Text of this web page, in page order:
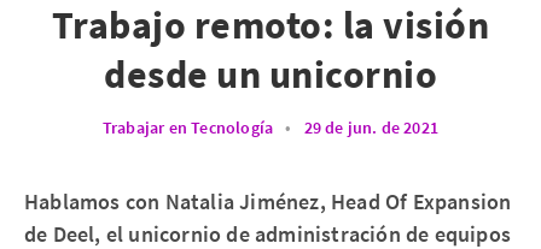
Trabajo remoto: la visión
desde un unicornio
Trabajar en Tecnología • 29 de jun. de 2021
Hablamos con Natalia Jiménez, Head Of Expansion
de Deel, el unicornio de administración de equipos